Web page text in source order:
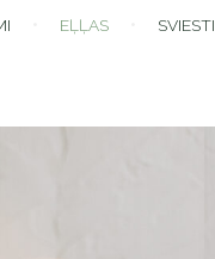
EĻĻAS SVIESTI